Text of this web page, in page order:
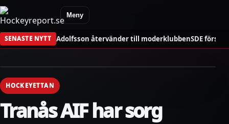
Meny
SENASTE NYTT Adolfsson återvänder till moderklubbenSDE
HOCKEYETTAN
Tranås AIF har sorg